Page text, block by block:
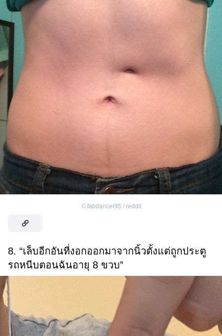
© fabdancer95 / reddit
8. “เล็บอีกอันที่งอกออกมาจากนิ้วตั้งแต่ถูกประตู
รถหนีบตอนฉันอายุ 8 ขวบ”